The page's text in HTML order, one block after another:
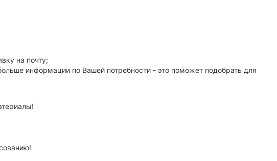
на почту;
информации по Вашей потребности - это поможет подобрать для